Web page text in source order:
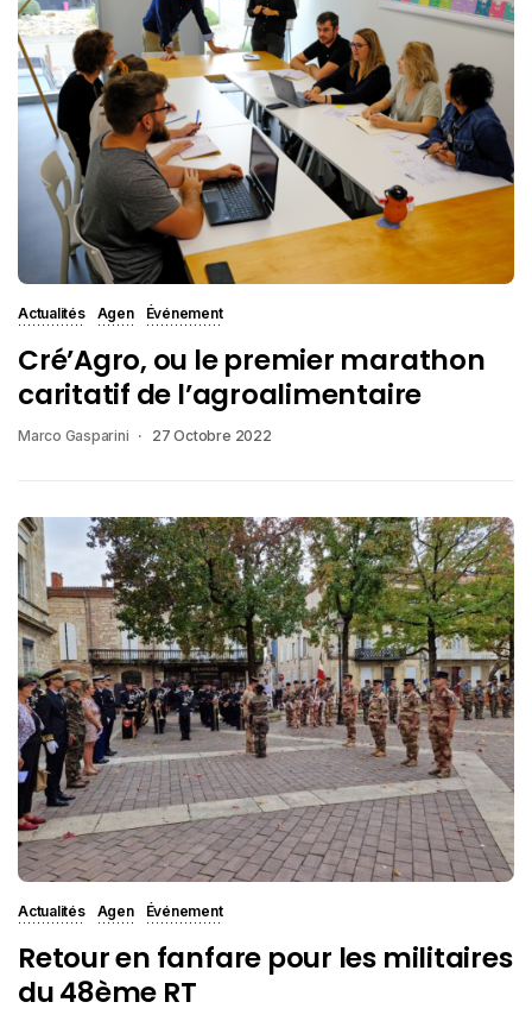
Actualités Agen Événement
Cré’Agro, ou le premier marathon
caritatif de l’agroalimentaire
Marco Gasparini 27 Octobre 2022
Actualités Agen Événement
Retour en fanfare pour les militaires
du 48ème RT